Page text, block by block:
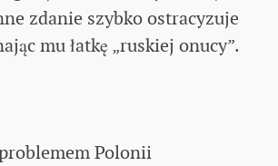
zdanie szybko ostracyzuje
mu łatkę „ruskiej onucy”.
Polonii